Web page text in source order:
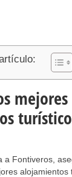
mejores
a Fontiveros,
alojamientos